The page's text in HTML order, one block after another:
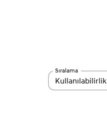
Sıralama
Kullanılabilirlik